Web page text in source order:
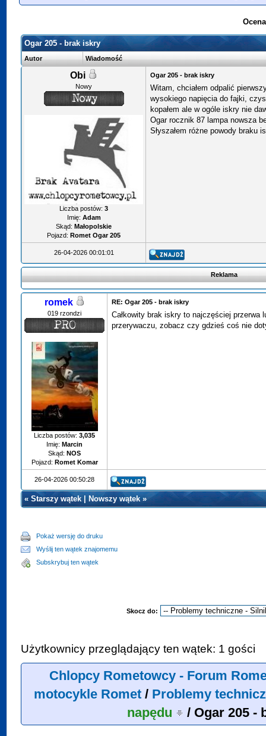
Ogar 205 - brak iskry
Autor Wiadomość
Obi
Nowy
Liczba postów:3
Imię: Adam
Skąd: Małopolskie
Pojazd: Romet Ogar 205
Ogar 205 - brak iskry
Witam, chciałem odpalić
wysokiego napięcia do fajki,
kopałem ale w ogóle iskry nie
Ogar rocznik 87 lampa nowsza
Słyszałem różne powody braku
26-04-2026 00:01:01
Reklama
romek
019 rzondzi
Liczba postów:3,035
Imię: Marcin
Skąd: NOS
Pojazd: Romet Komar
RE: Ogar 205 - brak iskry
Całkowity brak iskry to najczęściej przerwa
przerywaczu, zobacz czy gdzieś coś nie
26-04-2026 00:50:28
«Starszy wątek |Nowszy wątek »
Pokaż wersję do druku
Wyślij ten wątek znajomemu
Subskrybuj ten wątek
Skocz do:
Użytkownicy przeglądający ten wątek: 1 gości
Chlopcy Rometowcy - Forum
motocykle Romet/ Problemy
napędu
/ Ogar 205 -